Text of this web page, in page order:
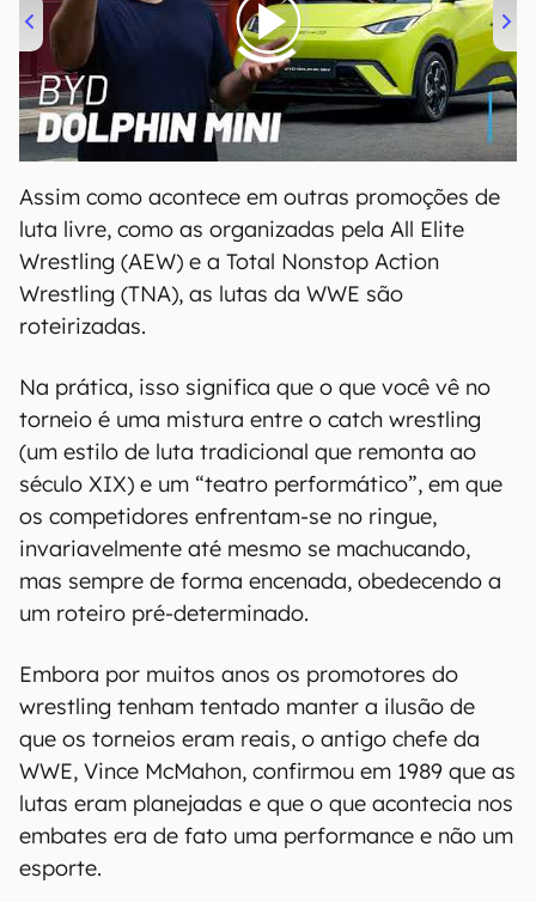
00:00/04:07
Assim como acontece em outras promoções de
luta livre, como as organizadas pela All Elite
Wrestling (AEW) e a Total Nonstop Action
Wrestling (TNA), as lutas da WWE são
roteirizadas.
Na prática, isso significa que o que você vê no
torneio é uma mistura entre o catch wrestling
(um estilo de luta tradicional que remonta ao
século XIX) e um “teatro performático”, em que
os competidores enfrentam-se no ringue,
invariavelmente até mesmo se machucando,
mas sempre de forma encenada, obedecendo a
um roteiro pré-determinado.
Embora por muitos anos os promotores do
wrestling tenham tentado manter a ilusão de
que os torneios eram reais, o antigo chefe da
WWE, Vince McMahon, confirmou em 1989 que as
lutas eram planejadas e que o que acontecia nos
embates era de fato uma performance e não um
esporte.